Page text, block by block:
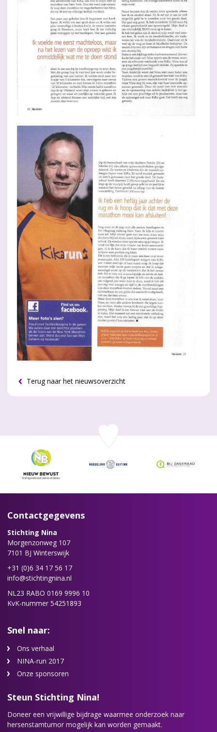
Terug naar het nieuwsoverzicht
Contactgegevens
Stichting Nina
Morgenzonweg 107
7101 BJ Winterswijk
+31 (0)6 34 17 56 17
info@stichtingnina.nl
NL23 RABO 0169 9996 10
KvK-nummer 54251893
Snel naar:
Ons verhaal
NINA-run 2017
Onze sponsoren
Steun Stichting Nina!
Doneer een vrijwillige bijdrage waarmee onderzoek naar
hersenstamtumor mogelijk kan worden gemaakt.